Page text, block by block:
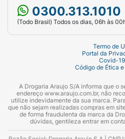
0300.313.1010
(Todo Brasil) Todos os dias, 06h às
Termo de
Portal da
Covid-19
Código de Ética
A Drogaria Araujo S/A informa que o
endereço www.araujo.com.br, não
utilize indevidamente da sua marca.
que não sejam realizadas compras em
de forma fraudulenta da marca da
dúvidas, gentileza entrar em